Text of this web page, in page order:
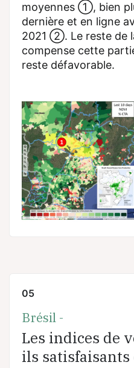
moyennes ①, bien
dernière et en ligne
2021 ②. Le reste de
compense cette
reste défavorable.
05
Brésil -
Les indices de
ils satisfaisants